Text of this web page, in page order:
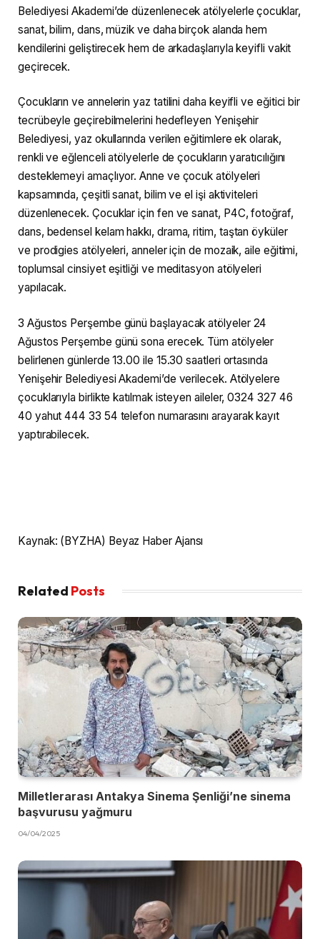
Belediyesi Akademi’de düzenlenecek atölyelerle çocuklar,
sanat, bilim, dans, müzik ve daha birçok alanda hem
kendilerini geliştirecek hem de arkadaşlarıyla keyifli vakit
geçirecek.
Çocukların ve annelerin yaz tatilini daha keyifli ve eğitici bir
tecrübeyle geçirebilmelerini hedefleyen Yenişehir
Belediyesi, yaz okullarında verilen eğitimlere ek olarak,
renkli ve eğlenceli atölyelerle de çocukların yaratıcılığını
desteklemeyi amaçlıyor. Anne ve çocuk atölyeleri
kapsamında, çeşitli sanat, bilim ve el işi aktiviteleri
düzenlenecek. Çocuklar için fen ve sanat, P4C, fotoğraf,
dans, bedensel kelam hakkı, drama, ritim, taştan öyküler
ve prodigies atölyeleri, anneler için de mozaik, aile eğitimi,
toplumsal cinsiyet eşitliği ve meditasyon atölyeleri
yapılacak.
3 Ağustos Perşembe günü başlayacak atölyeler 24
Ağustos Perşembe günü sona erecek. Tüm atölyeler
belirlenen günlerde 13.00 ile 15.30 saatleri ortasında
Yenişehir Belediyesi Akademi’de verilecek. Atölyelere
çocuklarıyla birlikte katılmak isteyen aileler, 0324 327 46
40 yahut 444 33 54 telefon numarasını arayarak kayıt
yaptırabilecek.
Kaynak: (BYZHA) Beyaz Haber Ajansı
Related Posts
Milletlerarası Antakya Sinema Şenliği’ne sinema
başvurusu yağmuru
04/04/2025